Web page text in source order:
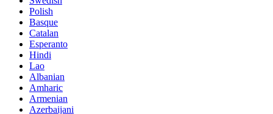
Polish
Basque
Catalan
Esperanto
Hindi
Lao
Albanian
Amharic
Armenian
Azerbaijani